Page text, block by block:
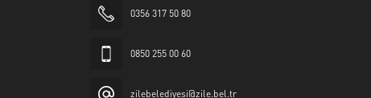
0356 317 50 80
0850 255 00 60
zilebelediyesi@zile.bel.tr